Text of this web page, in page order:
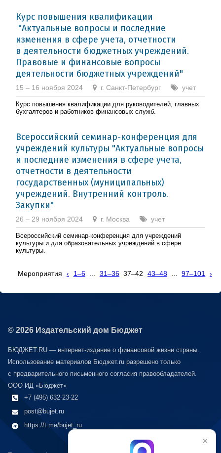
Курс повышения квалификации
"Актуальные вопросы и последние
изменения в сфере учета, отчетности
в деятельности бюджетных учреждений.
Правовые и финансовые вопросы
деятельности бюджетных учреждений"
15 – 16 ноября 2024 г. Санкт-Петербург учет
Курс повышения квалификации для руководителей, главных
бухгалтеров и работников финансовых служб.
Всероссийский семинар-конференция для
учреждений культуры "Актуальные вопросы
и последние изменения в сфере учета,
отчетности в деятельности
государственных (муниципальных)
учреждений. Внутренний контроль.
Закупки"
26 – 29 ноября 2024 г. Москва учет
Всероссийский семинар-конференция для учреждений
культуры и для образовательных учреждений в сфере
культуры.
Мероприятия ‹ 1–6 31–36 37–42 43–48 97–101 ›
© 2026 Издательский дом Бюджет
БЮДЖЕТ.RU — интернет-издание о финансовой жизни страны.
Использование материалов Бюджет.ru разрешено только
с предварительного письменного согласия правообладателей.
ООО ИД «Бюджет»
+7 (495) 632-23-22
post@bujet.ru
https://t.me/bujet_ru
×